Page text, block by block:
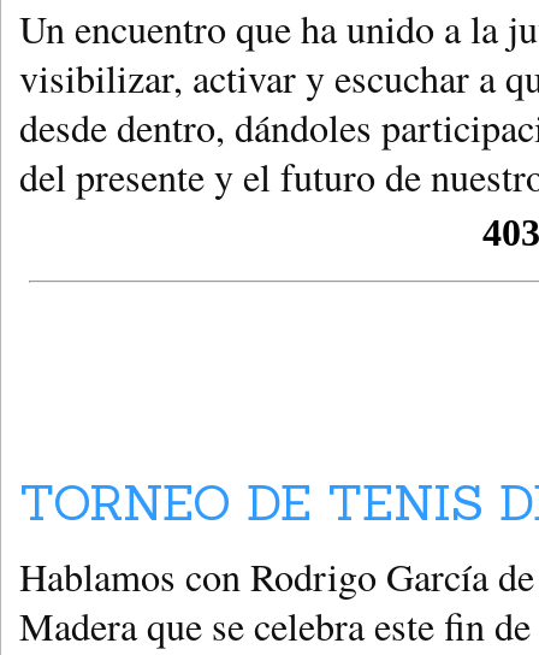
Un encuentro que ha unido a la
visibilizar, activar y escuchar a
desde dentro, dándoles
del presente y el futuro de
TORNEO DE TENIS
Hablamos con Rodrigo García
Madera que se celebra este fin